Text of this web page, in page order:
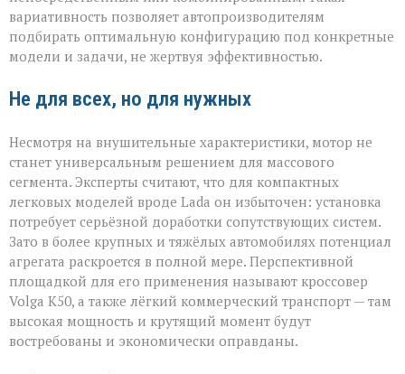
вариативность позволяет автопроизводителям
подбирать оптимальную конфигурацию под конкретные
модели и задачи, не жертвуя эффективностью.
Не для всех, но для нужных
Несмотря на внушительные характеристики, мотор не
станет универсальным решением для массового
сегмента. Эксперты считают, что для компактных
легковых моделей вроде Lada он избыточен: установка
потребует серьёзной доработки сопутствующих систем.
Зато в более крупных и тяжёлых автомобилях потенциал
агрегата раскроется в полной мере. Перспективной
площадкой для его применения называют кроссовер
Volga К50, а также лёгкий коммерческий транспорт — там
высокая мощность и крутящий момент будут
востребованы и экономически оправданы.